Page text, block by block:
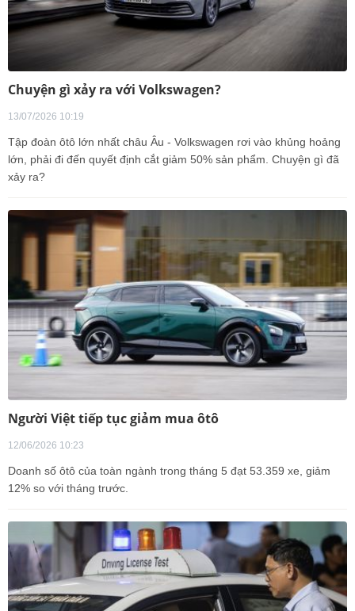
Chuyện gì xảy ra với Volkswagen?
13/07/2026 10:19
Tập đoàn ôtô lớn nhất châu Âu - Volkswagen rơi vào khủng hoảng
lớn, phải đi đến quyết định cắt giảm 50% sản phẩm. Chuyện gì đã
xảy ra?
Người Việt tiếp tục giảm mua ôtô
12/06/2026 10:23
Doanh số ôtô của toàn ngành trong tháng 5 đạt 53.359 xe, giảm
12% so với tháng trước.